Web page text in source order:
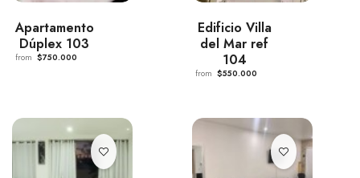
Apartamento
Dúplex 103
from $750.000
Edificio Villa
del Mar ref
104
from $550.000